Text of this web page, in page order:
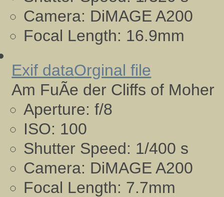
Camera: DiMAGE A200
Focal Length: 16.9mm
Exif dataOrginal file
Am FuÃe der Cliffs of Moher
Aperture: f/8
ISO: 100
Shutter Speed: 1/400 s
Camera: DiMAGE A200
Focal Length: 7.7mm